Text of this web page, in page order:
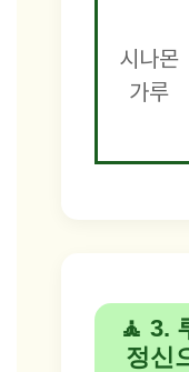
시나몬
가루
🧘 3.
정신